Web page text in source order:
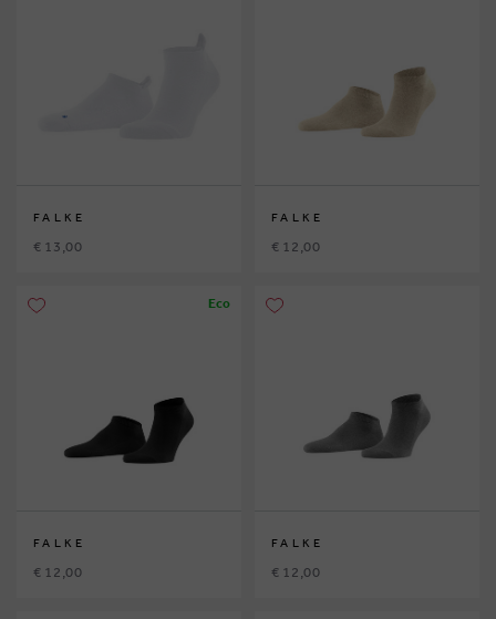
FALKE
€ 13,00
FALKE
€ 12,00
Eco
FALKE
€ 12,00
FALKE
€ 12,00